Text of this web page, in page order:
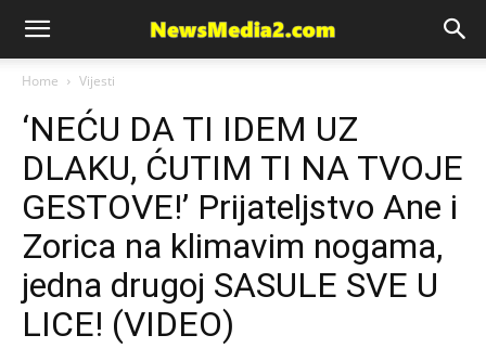
News
Media
Home Vijesti
‘NEĆU DA TI IDEM UZ
DLAKU, ĆUTIM TI NA TVOJE
GESTOVE!’ Prijateljstvo Ane i
Zorica na klimavim nogama,
jedna drugoj SASULE SVE U
LICE! (VIDEO)